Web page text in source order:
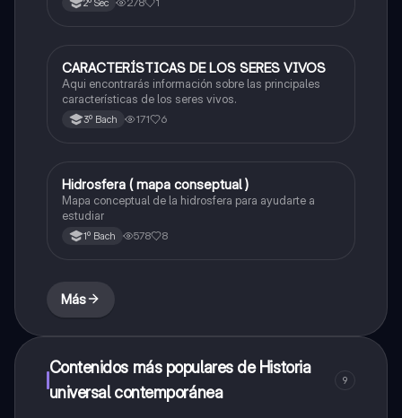
2º Sec
Biología
CARACTERÍSTICAS DE LOS SERES VIVOS
Aqui encontrarás información sobre las principales
características de los seres vivos.
3º Bach 171 6
Biología
Hidrosfera ( mapa conseptual )
Mapa conceptual de la hidrosfera para ayudarte a
estudiar
1º Bach 578 8
Más
Contenidos más populares de Historia
universal contemporánea
9